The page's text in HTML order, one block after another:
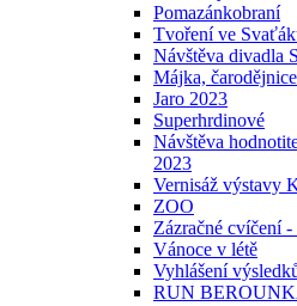
Pomazánkobraní
Tvoření ve
Návštěva divadla
Májka, čarodějnice
Jaro 2023
Superhrdinové
Návštěva
2023
Vernisáž výstavy
ZOO
Zázračné cvíčení
Vánoce v létě
Vyhlášení
RUN